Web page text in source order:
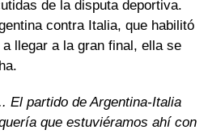
de la disputa deportiva.
contra Italia, que habilitó
a llegar a la gran final, ella se
El partido de Argentina-Italia
que estuviéramos ahí con